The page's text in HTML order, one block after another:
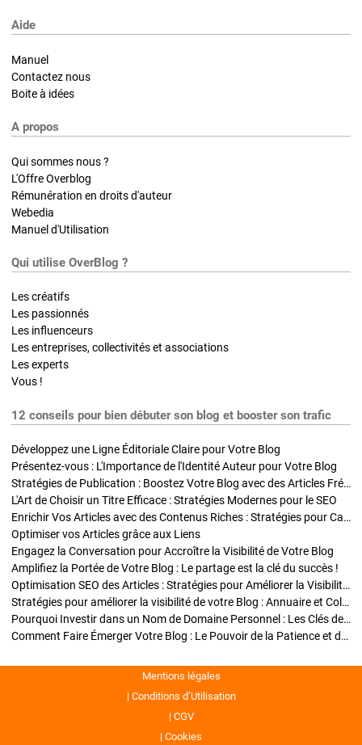
Aide
Manuel
Contactez nous
Boite à idées
A propos
Qui sommes nous ?
L'Offre Overblog
Rémunération en droits d'auteur
Webedia
Manuel d'Utilisation
Qui utilise OverBlog ?
Les créatifs
Les passionnés
Les influenceurs
Les entreprises, collectivités et associations
Les experts
Vous !
12 conseils pour bien débuter son blog et booster son trafic
Développez une Ligne Éditoriale Claire pour Votre Blog
Présentez-vous : L'Importance de l'Identité Auteur pour Votre Blog
Stratégies de Publication : Boostez Votre Blog avec des Articles Fréquents et Exclusifs
L'Art de Choisir un Titre Efficace : Stratégies Modernes pour le SEO
Enrichir Vos Articles avec des Contenus Riches : Stratégies pour Captiver et Optimiser
Optimiser vos Articles grâce aux Liens
Engagez la Conversation pour Accroître la Visibilité de Votre Blog
Amplifiez la Portée de Votre Blog : Le partage est la clé du succès !
Optimisation SEO des Articles : Stratégies pour Améliorer la Visibilité de Votre Blog
Stratégies pour améliorer la visibilité de votre Blog : Annuaire et Collaborations
Pourquoi Investir dans un Nom de Domaine Personnel : Les Clés de la Réussite de Votre Blog
Comment Faire Émerger Votre Blog : Le Pouvoir de la Patience et de la Persévérance
Mentions légales
Conditions d’Utilisation
CGV
Cookies